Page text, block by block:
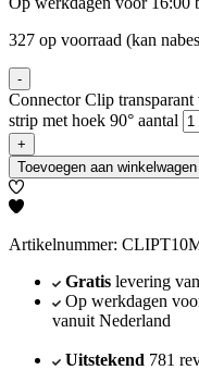
327 op voorraad (kan
-
Connector Clip
strip met hoek 90° aantal
+
Toevoegen aan winkelwagen
Artikelnummer:
Gratislevering
Op werkdagen
vanuit Nederland
Uitstekend 781